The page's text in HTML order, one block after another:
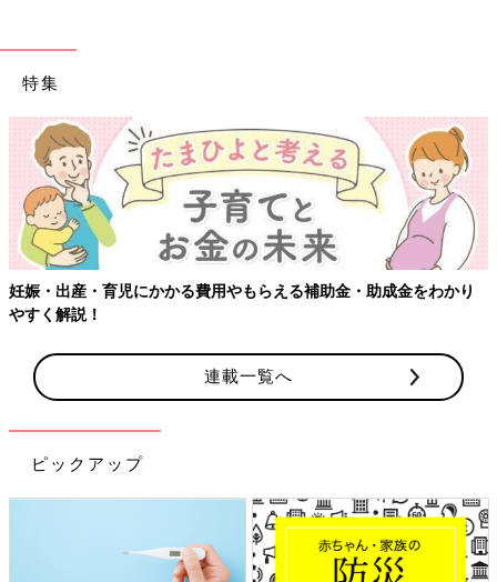
特集
妊娠・出産・育児にかかる費用やもらえる補助金・助成金をわかり
やすく解説！
連載一覧へ
ピックアップ